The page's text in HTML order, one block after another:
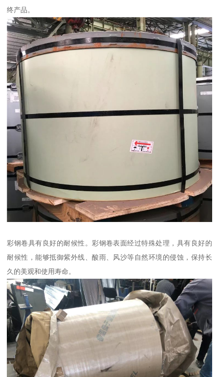
终产品。
彩钢卷具有良好的耐候性。彩钢卷表面经过特殊处理，具有良好的
耐候性，能够抵御紫外线、酸雨、风沙等自然环境的侵蚀，保持长
久的美观和使用寿命。